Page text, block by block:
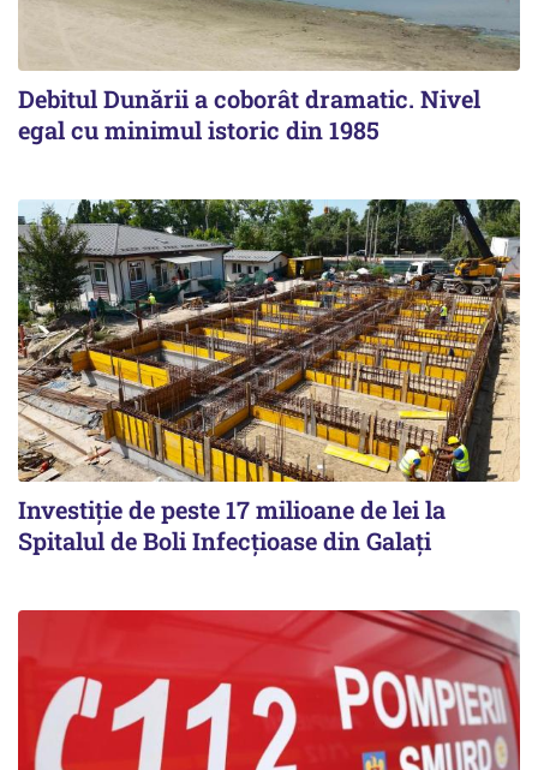
Debitul Dunării a coborât dramatic. Nivel
egal cu minimul istoric din 1985
Investiție de peste 17 milioane de lei la
Spitalul de Boli Infecțioase din Galați